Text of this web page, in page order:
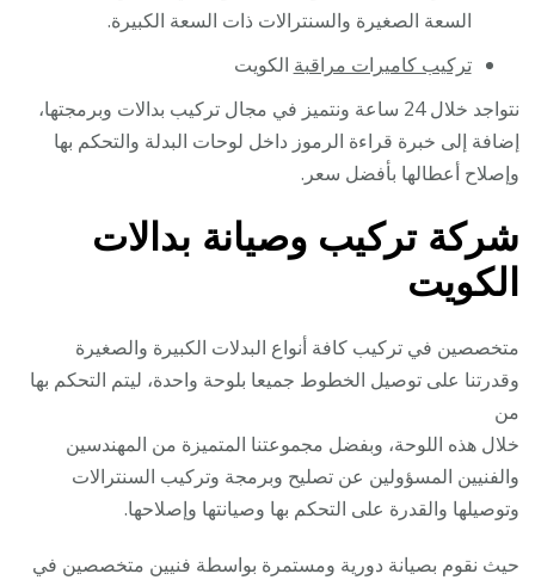
السعة الصغيرة والسنترالات ذات السعة الكبيرة.
تركيب كاميرات مراقبة الكويت
نتواجد خلال 24 ساعة ونتميز في مجال تركيب بدالات وبرمجتها،
إضافة إلى خبرة قراءة الرموز داخل لوحات البدلة والتحكم بها
وإصلاح أعطالها بأفضل سعر.
شركة تركيب وصيانة بدالات
الكويت
متخصصين في تركيب كافة أنواع البدلات الكبيرة والصغيرة
وقدرتنا على توصيل الخطوط جميعا بلوحة واحدة، ليتم التحكم بها
من
خلال هذه اللوحة، وبفضل مجموعتنا المتميزة من المهندسين
والفنيين المسؤولين عن تصليح وبرمجة وتركيب السنترالات
وتوصيلها والقدرة على التحكم بها وصيانتها وإصلاحها.
حيث نقوم بصيانة دورية ومستمرة بواسطة فنيين متخصصين في